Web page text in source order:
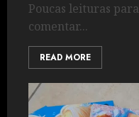
Poucas leituras para
comentar...
READ MORE